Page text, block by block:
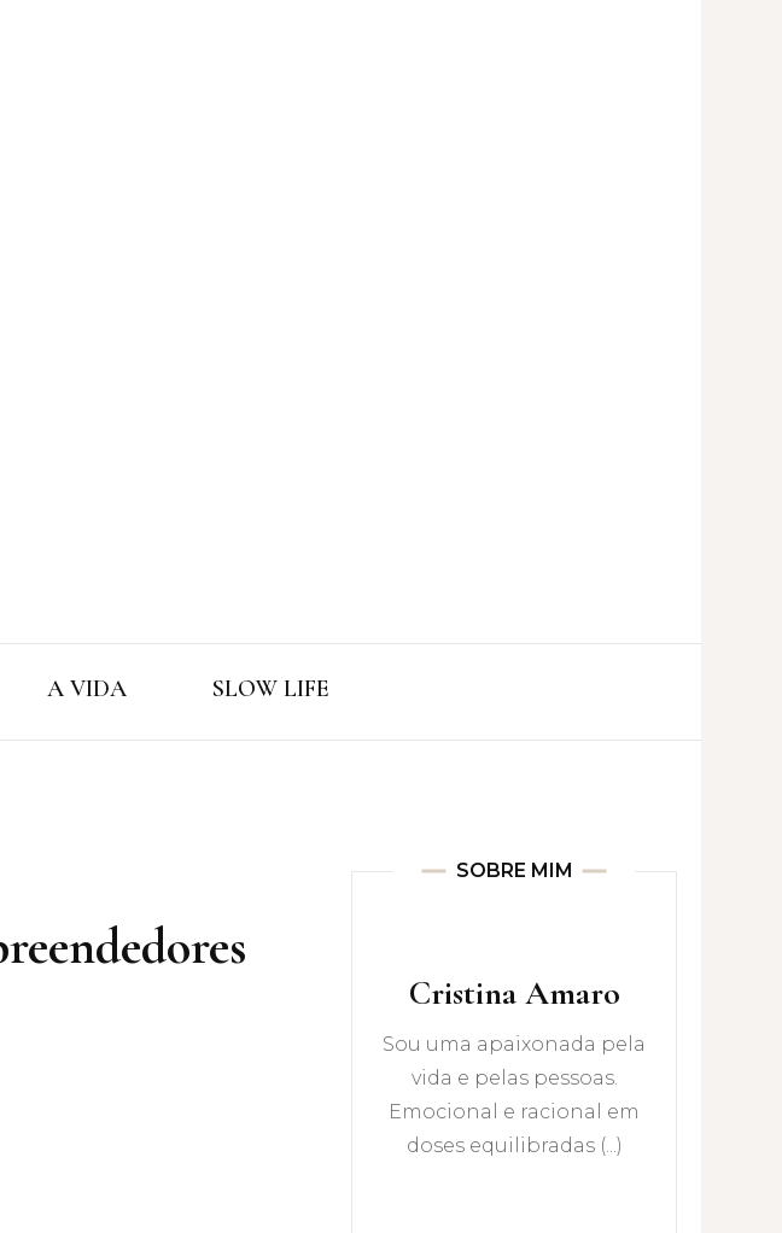
Amaro
A VIDA SLOW LIFE
SOBRE MIM
Cristina Amaro
Sou uma apaixonada pela
vida e pelas pessoas.
Emocional e racional em
doses equilibradas (...)